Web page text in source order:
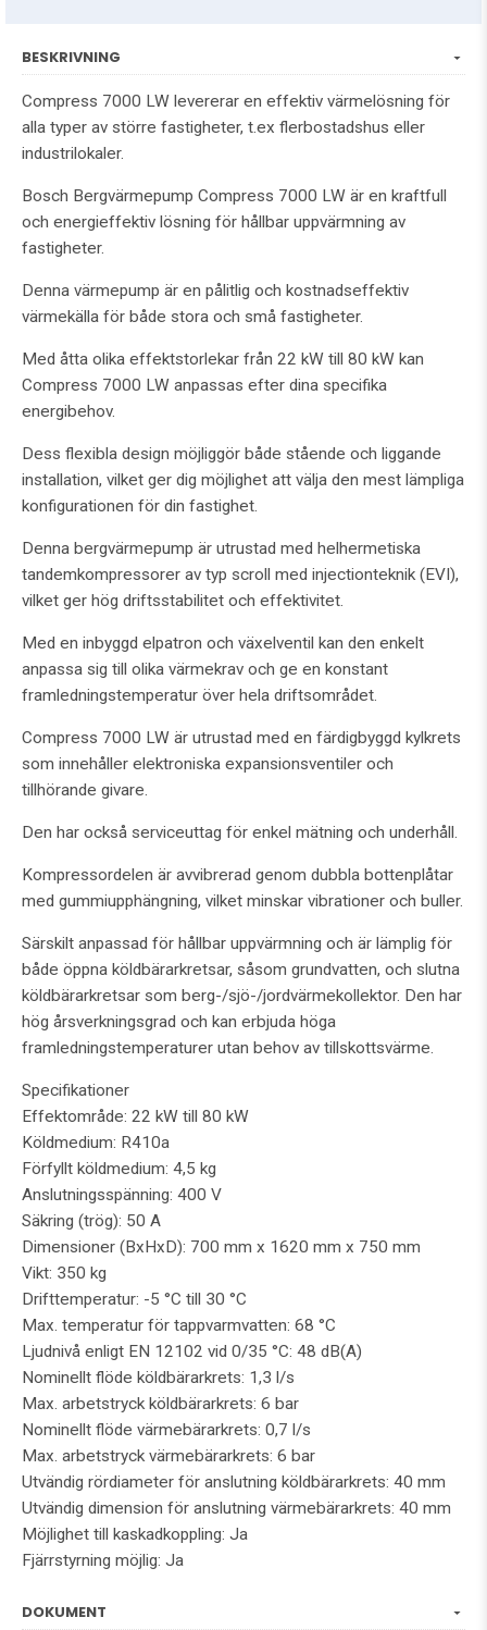
BESKRIVNING
Compress 7000 LW levererar en effektiv värmelösning för
alla typer av större fastigheter, t.ex flerbostadshus eller
industrilokaler.
Bosch Bergvärmepump Compress 7000 LW är en kraftfull
och energieffektiv lösning för hållbar uppvärmning av
fastigheter.
Denna värmepump är en pålitlig och kostnadseffektiv
värmekälla för både stora och små fastigheter.
Med åtta olika effektstorlekar från 22 kW till 80 kW kan
Compress 7000 LW anpassas efter dina specifika
energibehov.
Dess flexibla design möjliggör både stående och liggande
installation, vilket ger dig möjlighet att välja den mest lämpliga
konfigurationen för din fastighet.
Denna bergvärmepump är utrustad med helhermetiska
tandemkompressorer av typ scroll med injectionteknik (EVI),
vilket ger hög driftsstabilitet och effektivitet.
Med en inbyggd elpatron och växelventil kan den enkelt
anpassa sig till olika värmekrav och ge en konstant
framledningstemperatur över hela driftsområdet.
Compress 7000 LW är utrustad med en färdigbyggd kylkrets
som innehåller elektroniska expansionsventiler och
tillhörande givare.
Den har också serviceuttag för enkel mätning och underhåll.
Kompressordelen är avvibrerad genom dubbla bottenplåtar
med gummiupphängning, vilket minskar vibrationer och buller.
Särskilt anpassad för hållbar uppvärmning och är lämplig för
både öppna köldbärarkretsar, såsom grundvatten, och slutna
köldbärarkretsar som berg-/sjö-/jordvärmekollektor. Den har
hög årsverkningsgrad och kan erbjuda höga
framledningstemperaturer utan behov av tillskottsvärme.
Specifikationer
Effektområde: 22 kW till 80 kW
Köldmedium: R410a
Förfyllt köldmedium: 4,5 kg
Anslutningsspänning: 400 V
Säkring (trög): 50 A
Dimensioner (BxHxD): 700 mm x 1620 mm x 750 mm
Vikt: 350 kg
Drifttemperatur: -5 °C till 30 °C
Max. temperatur för tappvarmvatten: 68 °C
Ljudnivå enligt EN 12102 vid 0/35 °C: 48 dB(A)
Nominellt flöde köldbärarkrets: 1,3 l/s
Max. arbetstryck köldbärarkrets: 6 bar
Nominellt flöde värmebärarkrets: 0,7 l/s
Max. arbetstryck värmebärarkrets: 6 bar
Utvändig rördiameter för anslutning köldbärarkrets: 40 mm
Utvändig dimension för anslutning värmebärarkrets: 40 mm
Möjlighet till kaskadkoppling: Ja
Fjärrstyrning möjlig: Ja
DOKUMENT